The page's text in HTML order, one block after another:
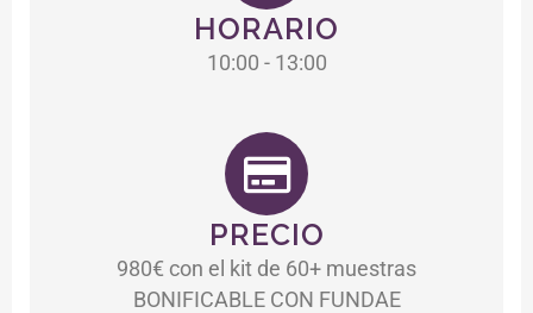
HORARIO
10:00 - 13:00
PRECIO
980€ con el kit de 60+ muestras
BONIFICABLE CON FUNDAE